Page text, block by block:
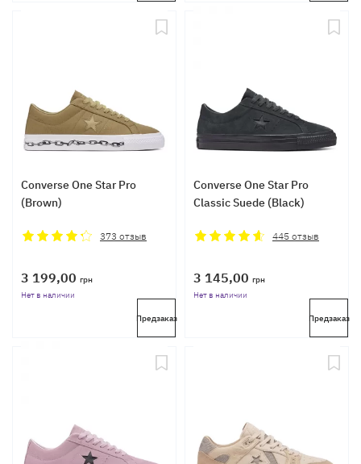
Converse One Star Pro
(Brown)
373 отзыв
3 199,00 грн
Нет в наличии
Предзаказ
Converse One Star Pro
Classic Suede (Black)
445отзыв
3 145,00 грн
Нет в наличии
Предзаказ